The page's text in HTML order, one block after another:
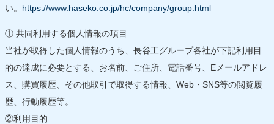
い。 https://www.haseko.co.jp/hc/company/group.html
① 共同利用する個人情報の項目
当社が取得した個人情報のうち、長谷工グループ各社が下記利用目
的の達成に必要とする、お名前、ご住所、電話番号、Eメールアドレ
ス、購買履歴、その他取引で取得する情報、Web・SNS等の閲覧履
歴、行動履歴等。
②利用目的